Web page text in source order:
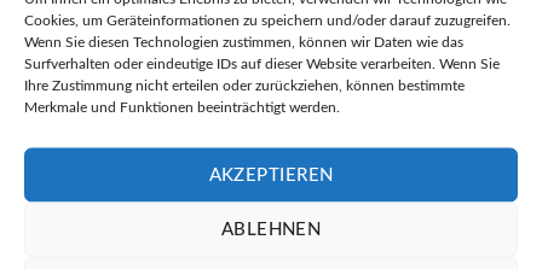
Cookies, um Geräteinformationen zu speichern und/oder darauf zuzugreifen.
Wenn Sie diesen Technologien zustimmen, können wir Daten wie das
Surfverhalten oder eindeutige IDs auf dieser Website verarbeiten. Wenn Sie
Ihre Zustimmung nicht erteilen oder zurückziehen, können bestimmte
Merkmale und Funktionen beeinträchtigt werden.
AKZEPTIEREN
ABLEHNEN
gute Anlaufstelle zum Erwerb von bidirektionalen
Wallboxen finden Sie unterdiesen Angeboten für
bidirektionale Wallboxen.
Kosten und Einflussfaktoren der Installation
Wallbox variieren je nach gewähltem Modell und den